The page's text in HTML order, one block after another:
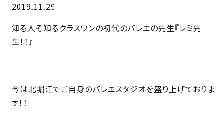
2019.11.29
知る人ぞ知るクラスワンの初代のバレエの先生『レミ先
生！！』
今は北堀江でご自身のバレエスタジオを盛り上げておりま
す！！